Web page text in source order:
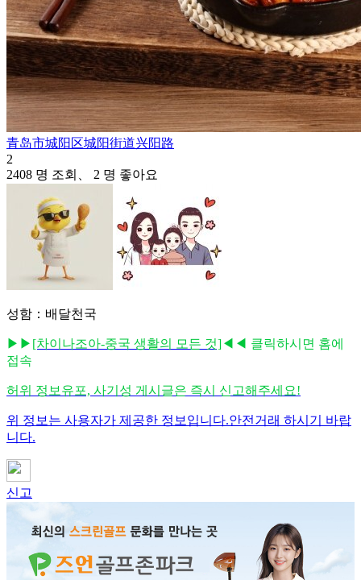
青岛市城阳区城阳街道兴阳路
2
2408 명 조회、 2 명 좋아요
성함：배달천국
▶▶ [차이나조아-중국 생활의 모든 것]◀◀ 클릭하시면 홈에
접속
허위 정보유포, 사기성 게시글은 즉시 신고해주세요!
위 정보는 사용자가 제공한 정보입니다.안전거래 하시기 바랍
니다.
신고